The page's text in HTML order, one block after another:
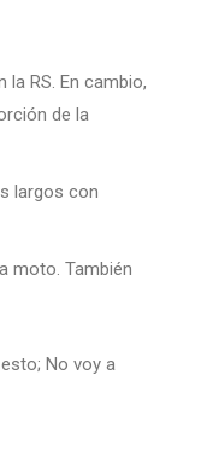
RS. En cambio,
de la
largos con
moto. También
No voy a